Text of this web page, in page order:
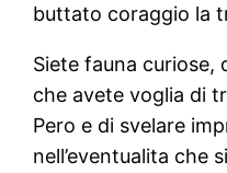
buttato coraggio la
Siete fauna curiose,
che avete voglia di
Pero e di svelare
nell’eventualita che